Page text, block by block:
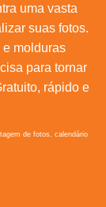
uma vasta
suas fotos.
molduras
para tornar
rápido e
de fotos, calendário